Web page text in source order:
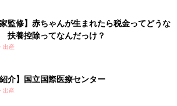
分娩費
通機関の場合は、日時、行き先、運賃のメ
（公共機関を利用できない事情があると
いたメモを）
家監修】赤ちゃんが生まれたら税金ってどうな
扶養控除ってなんだっけ？
出産
紹介】国立国際医療センター
出産